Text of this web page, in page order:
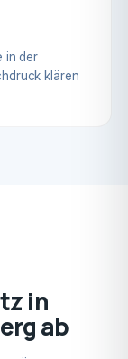
in der
klären
in
ab